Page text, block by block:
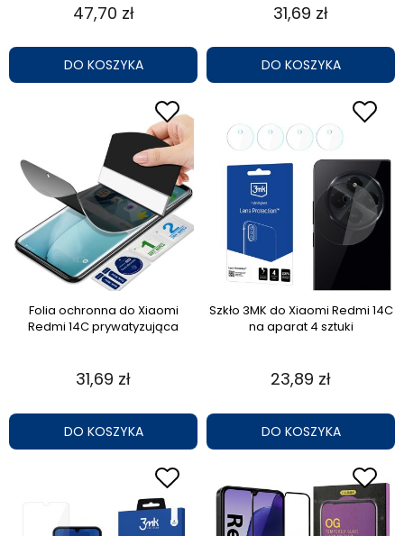
47,70 zł
DO KOSZYKA
31,69 zł
DO KOSZYKA
Folia ochronna do Xiaomi
Redmi 14C prywatyzująca
31,69 zł
DO KOSZYKA
Szkło 3MK do Xiaomi Redmi 14C
na aparat 4 sztuki
23,89 zł
DO KOSZYKA